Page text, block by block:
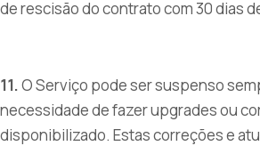
de rescisão do contrato com 30 dias
11.O Serviço pode ser suspenso
necessidade de fazer upgrades ou
disponibilizado. Estas correções e